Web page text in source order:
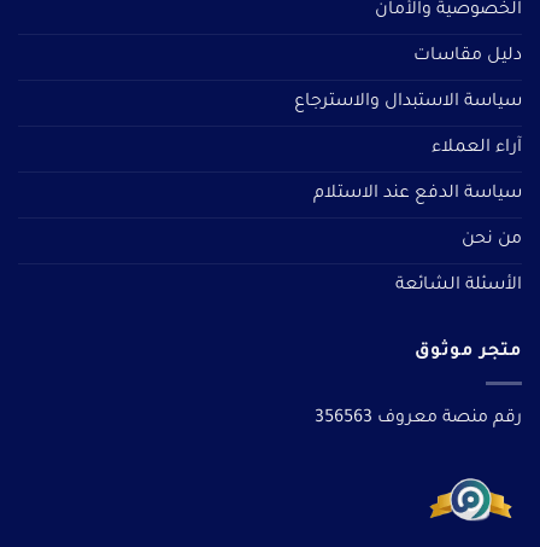
الخصوصية والأمان
دليل مقاسات
سياسة الاستبدال والاسترجاع
آراء العملاء
سياسة الدفع عند الاستلام
من نحن
الأسئلة الشائعة
متجر موثوق
رقم منصة معروف 356563